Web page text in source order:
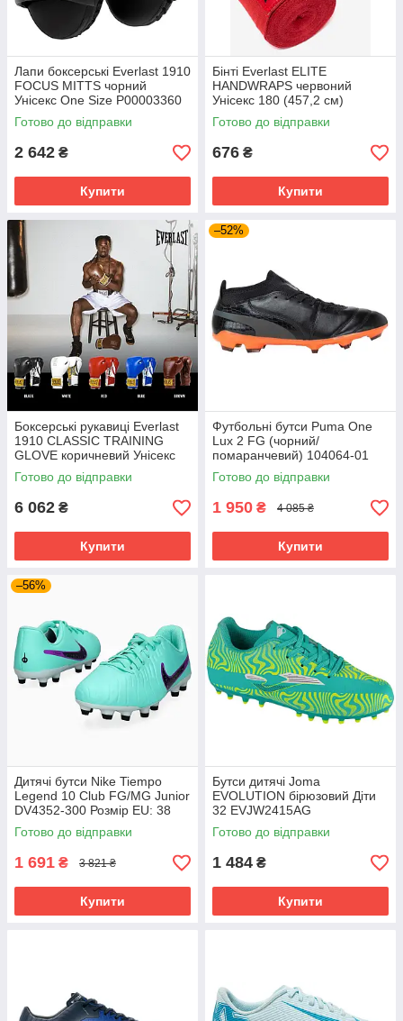
Лапи боксерські Everlast 1910
FOCUS MITTS чорний
Унісекс One Size P00003360
Готово до відправки
2 642 ₴
Купити
Бінті Everlast ELITE
HANDWRAPS червоний
Унісекс 180 (457,2 см)
P00003325
Готово до відправки
676 ₴
Купити
Боксерські рукавиці Everlast
1910 CLASSIC TRAINING
GLOVE коричневий Унісекс
14 унцій P00002502
Готово до відправки
6 062 ₴
Купити
–52%
Футбольні бутси Puma One
Lux 2 FG (чорний/
помаранчевий) 104064-01
Розмір EU: 44
Готово до відправки
1 950 ₴ 4 085 ₴
Купити
–56%
Дитячі бутси Nike Tiempo
Legend 10 Club FG/MG Junior
DV4352-300 Розмір EU: 38
Готово до відправки
1 691 ₴ 3 821 ₴
Купити
Бутси дитячі Joma
EVOLUTION бірюзовий Діти
32 EVJW2415AG
Готово до відправки
1 484 ₴
Купити